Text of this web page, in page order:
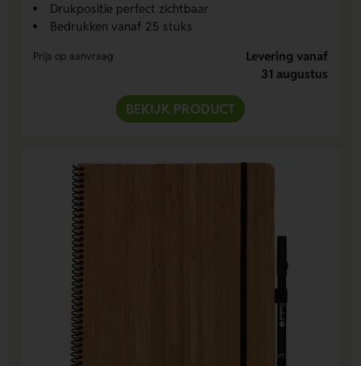
Drukpositie perfect zichtbaar
Bedrukken vanaf 25 stuks
Prijs op aanvraag
Levering vanaf
31 augustus
BEKIJK PRODUCT